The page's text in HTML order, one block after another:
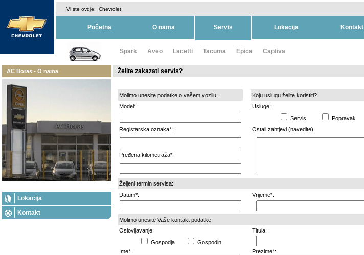
Vi ste ovdje: Chevrolet
Početna O nama Servis Lokacija Kontakt
Spark Aveo Lacetti Tacuma Epica Captiva
AC Boras - O nama
Lokacija
Kontakt
Želite zakazati servis?
Molimo unesite podatke o vašem vozilu:
Koju uslugu želite koristiti?
Model*:
Usluge:
Servis
Popravak
Registarska oznaka*:
Ostali zahtjevi (navedite):
Pređena kilometraža*:
Željeni termin servisa:
Datum*:
Vrijeme*:
Molimo unesite Vaše kontakt podatke:
Oslovljavanje:
Titula:
Gospodja
Gospodin
Ime*:
Prezime*: